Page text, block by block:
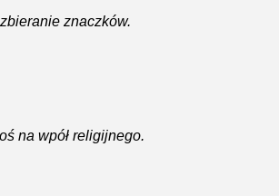
znaczków.
na wpół religijnego.